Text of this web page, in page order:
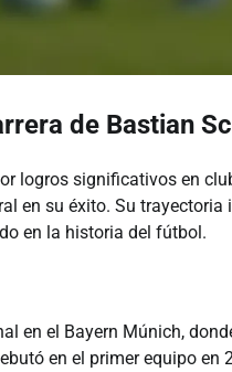
de Bastian
logros significativos en
en su éxito. Su
en la historia del fútbol.
en el Bayern Múnich,
en el primer equipo en